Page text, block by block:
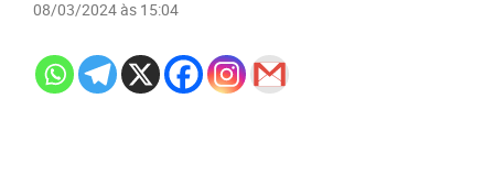
08/03/2024 às 15:04